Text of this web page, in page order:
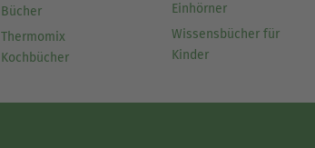
Bücher
Thermomix
Kochbücher
Einhörner
Wissensbücher für
Kinder